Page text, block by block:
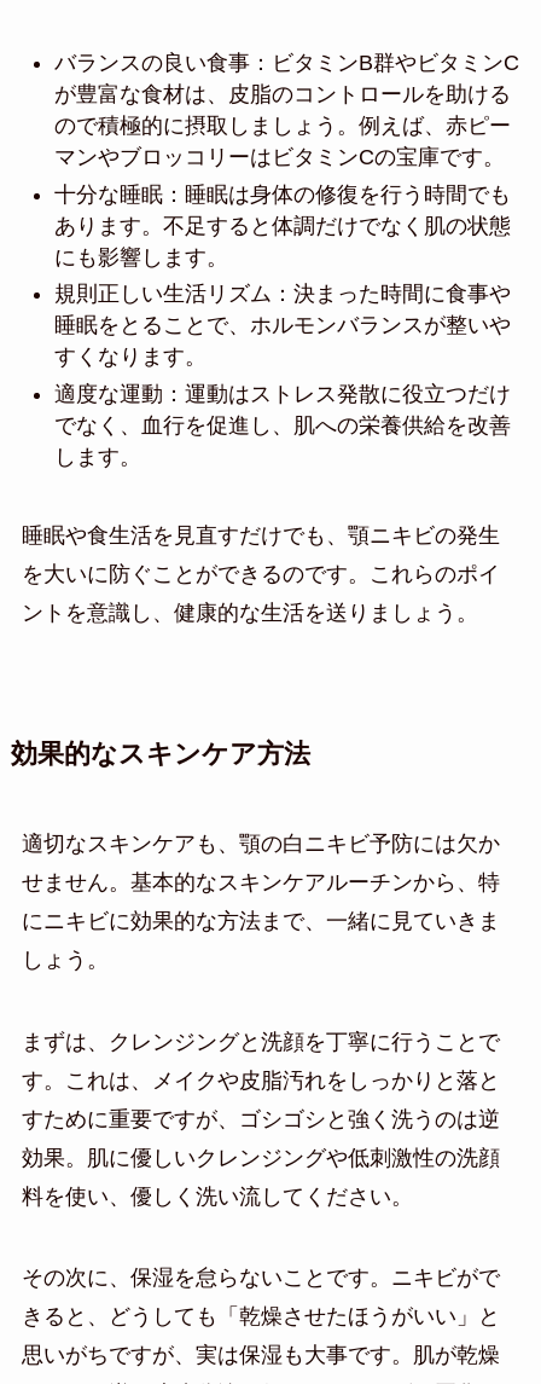
バランスの良い食事：ビタミンB群やビタミンC
が豊富な食材は、皮脂のコントロールを助ける
ので積極的に摂取しましょう。例えば、赤ピー
マンやブロッコリーはビタミンCの宝庫です。
十分な睡眠：睡眠は身体の修復を行う時間でも
あります。不足すると体調だけでなく肌の状態
にも影響します。
規則正しい生活リズム：決まった時間に食事や
睡眠をとることで、ホルモンバランスが整いや
すくなります。
適度な運動：運動はストレス発散に役立つだけ
でなく、血行を促進し、肌への栄養供給を改善
します。
睡眠や食生活を見直すだけでも、顎ニキビの発生
を大いに防ぐことができるのです。これらのポイ
ントを意識し、健康的な生活を送りましょう。
効果的なスキンケア方法
適切なスキンケアも、顎の白ニキビ予防には欠か
せません。基本的なスキンケアルーチンから、特
にニキビに効果的な方法まで、一緒に見ていきま
しょう。
まずは、クレンジングと洗顔を丁寧に行うことで
す。これは、メイクや皮脂汚れをしっかりと落と
すために重要ですが、ゴシゴシと強く洗うのは逆
効果。肌に優しいクレンジングや低刺激性の洗顔
料を使い、優しく洗い流してください。
その次に、保湿を怠らないことです。ニキビがで
きると、どうしても「乾燥させたほうがいい」と
思いがちですが、実は保湿も大事です。肌が乾燥